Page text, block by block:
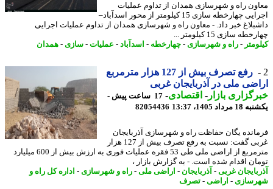
راه و شهرسازی همدان از تداوم عملیات
اجرایی چهارخطه سازی 15 کیلومتر از محور اسدآباد–
خبر داد. - معاون راه و شهرسازی همدان از تداوم عملیات اجرایی
سازی 15 کیلومتر ...
-راه و شهرسازی- چهارخطه-اسدآباد- عملیات-سازی- همدان
رفع تصرف بیش از 127 هزار مترمربع
ملی در آذربایجان غربی
بازار- اقتصادی-
17 ساعت پیش -
1405، 13:37
82054436
یگان حفاظت راه و شهرسازی آذربایجان
غربی گفت: نسبت به رفع تصرف بیش از 127 هزار
مترمربع از اراضی ملی طی 53 فقره عملیات فوری به ارزش بیش از 600 میلیارد
اقدام شده است. - به گزارش بازار ،
غربی- آذربایجان-اراضی ملی -راه و شهرسازی- اداره کل راه و
- اراضی -تصرف